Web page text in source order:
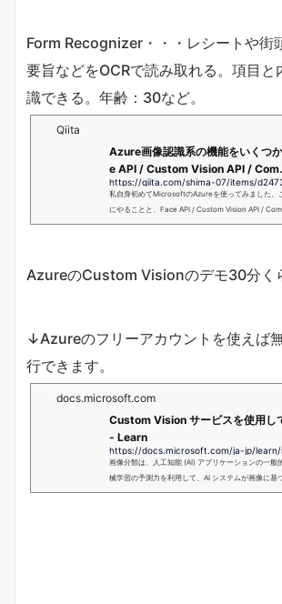
Form Recognizer・・・レシートや街
要旨などをOCRで読み取れる。項目と
識できる。年齢：30など。
Qiita
Azure画像認識系の機能をいくつ
e API / Custom Vision API /
https://qiita.com/shima-07/items/
私自身初めてMicrosoftのAzureを使ってみました。
にやることと、Face API / Custom Vision API /
や応用サンプルをまと...
AzureのCustom Visionのデモ30分く
↓Azureのフリーアカウントを使えば
行できます。
docs.microsoft.com
Custom Vision サービスを使用し
- Learn
画像分類は、人工知能 (AI) アプリケーションの一般
械学習の予測力を利用して、AI システムが画像に基
きるようにします。